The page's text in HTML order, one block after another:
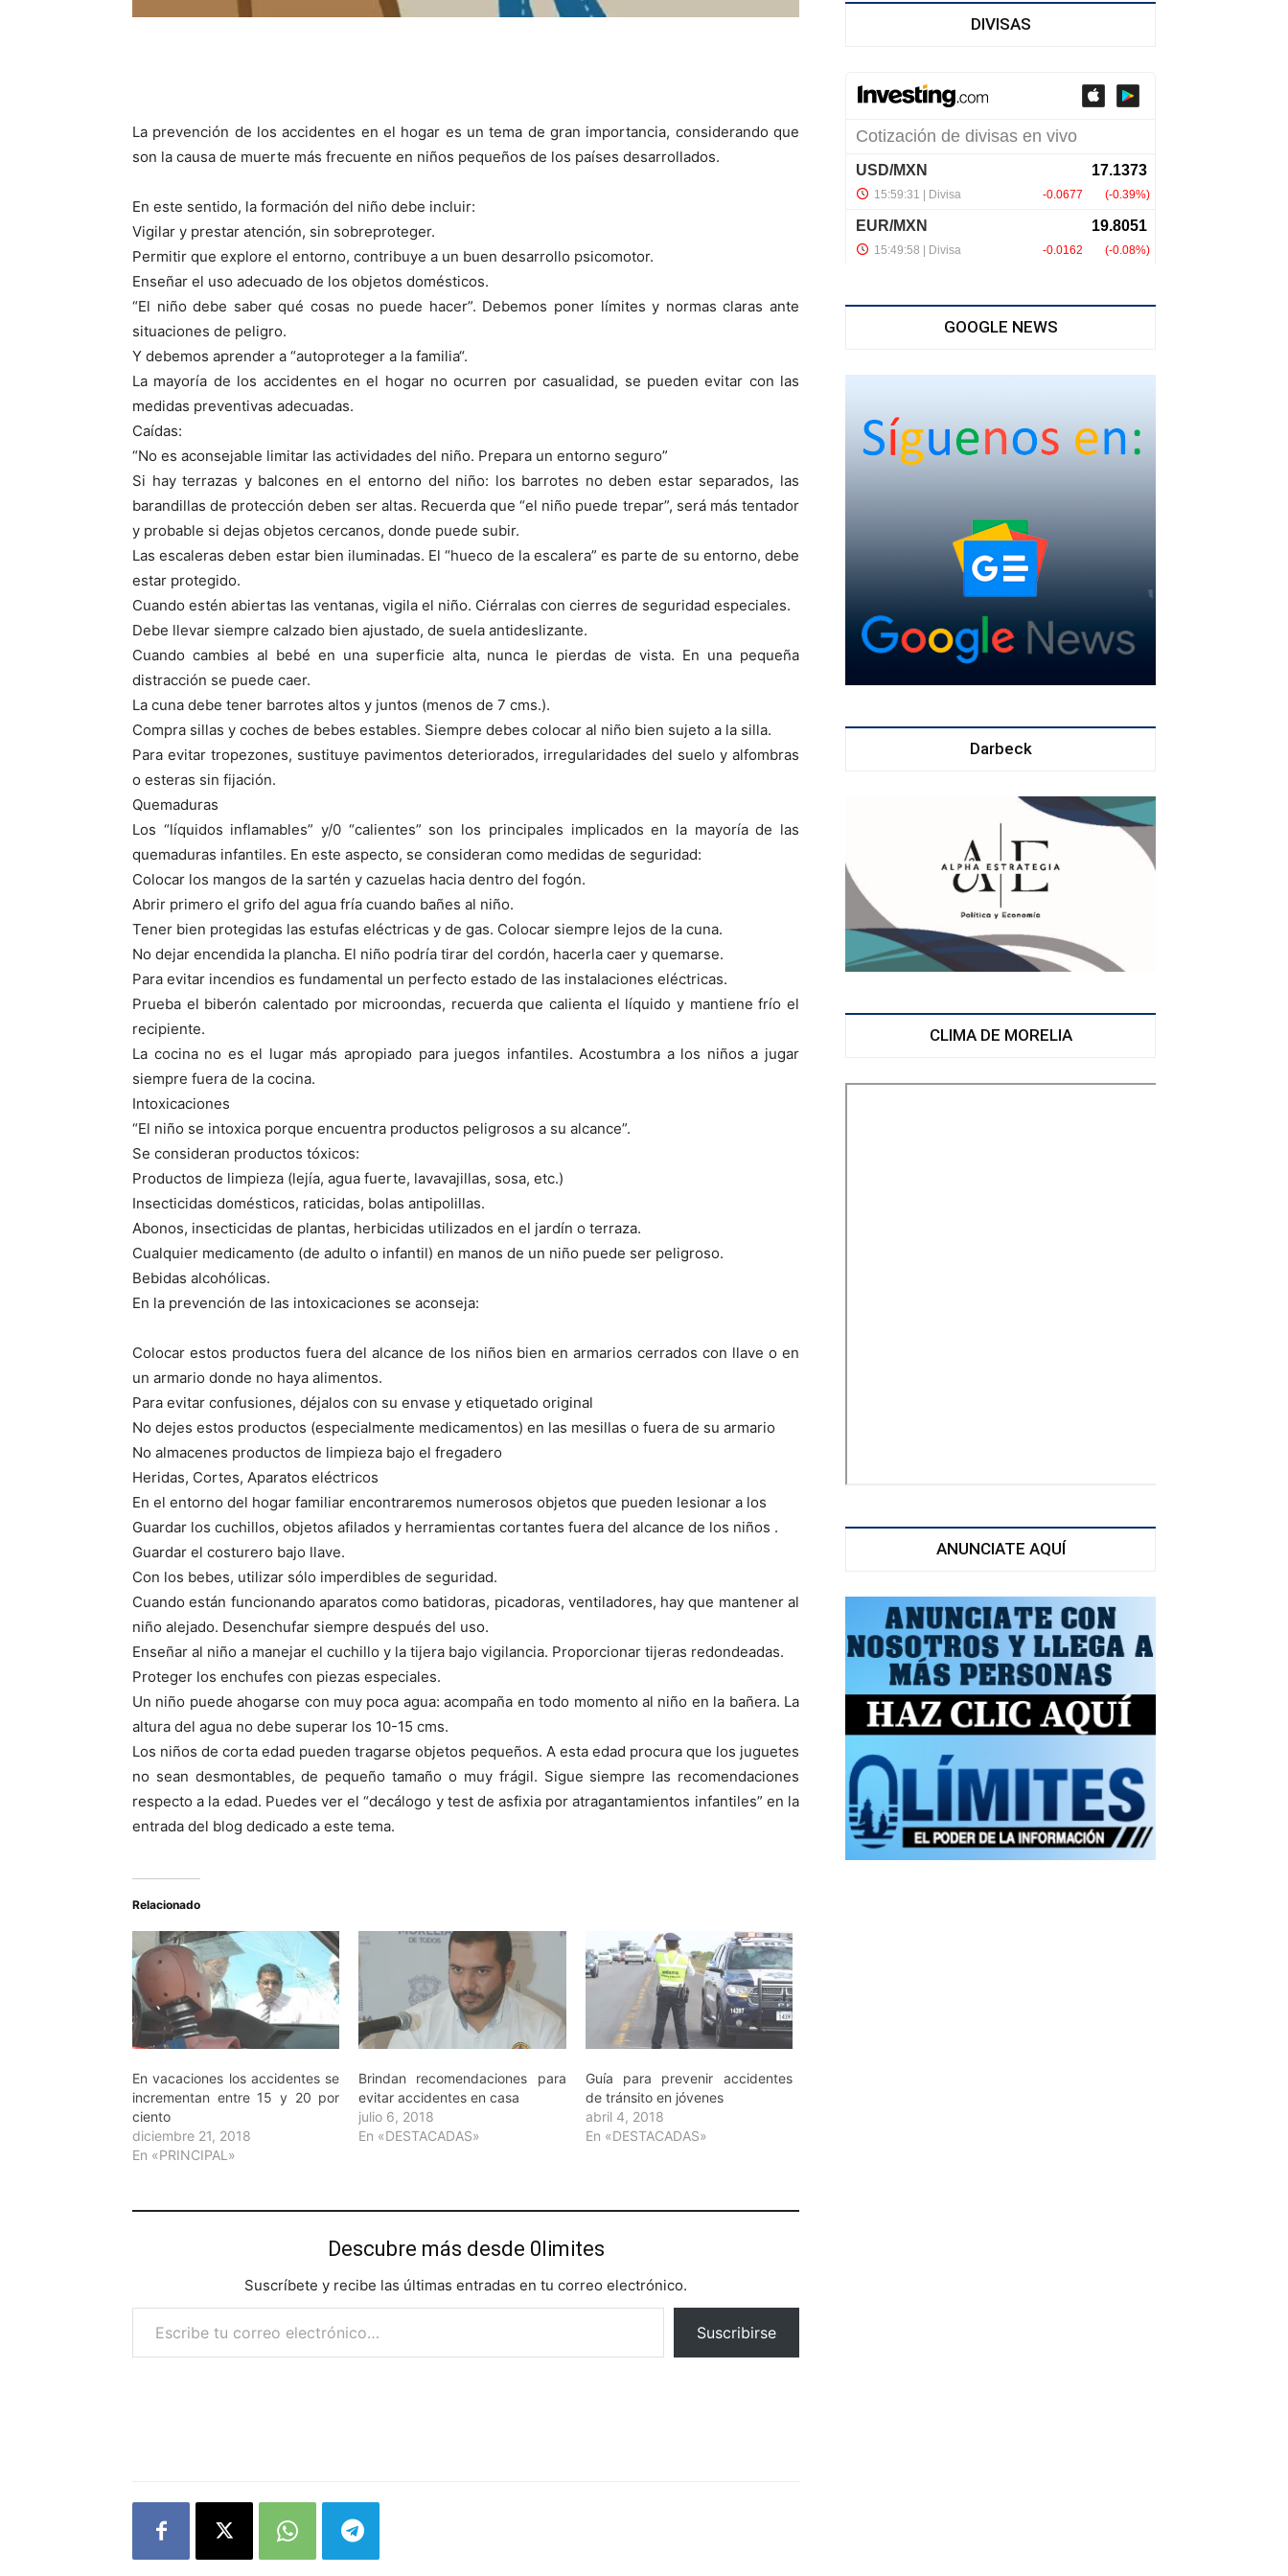
La prevención de los accidentes en el hogar es un tema de gran importancia, considerando que
son la causa de muerte más frecuente en niños pequeños de los países desarrollados.
En este sentido, la formación del niño debe incluir:
Vigilar y prestar atención, sin sobreproteger.
Permitir que explore el entorno, contribuye a un buen desarrollo psicomotor.
Enseñar el uso adecuado de los objetos domésticos.
“El niño debe saber qué cosas no puede hacer”. Debemos poner límites y normas claras ante
situaciones de peligro.
Y debemos aprender a “autoproteger a la familia“.
La mayoría de los accidentes en el hogar no ocurren por casualidad, se pueden evitar con las
medidas preventivas adecuadas.
Caídas:
“No es aconsejable limitar las actividades del niño. Prepara un entorno seguro”
Si hay terrazas y balcones en el entorno del niño: los barrotes no deben estar separados, las
barandillas de protección deben ser altas. Recuerda que “el niño puede trepar”, será más tentador
y probable si dejas objetos cercanos, donde puede subir.
Las escaleras deben estar bien iluminadas. El “hueco de la escalera” es parte de su entorno, debe
estar protegido.
Cuando estén abiertas las ventanas, vigila el niño. Ciérralas con cierres de seguridad especiales.
Debe llevar siempre calzado bien ajustado, de suela antideslizante.
Cuando cambies al bebé en una superficie alta, nunca le pierdas de vista. En una pequeña
distracción se puede caer.
La cuna debe tener barrotes altos y juntos (menos de 7 cms.).
Compra sillas y coches de bebes estables. Siempre debes colocar al niño bien sujeto a la silla.
Para evitar tropezones, sustituye pavimentos deteriorados, irregularidades del suelo y alfombras
o esteras sin fijación.
Quemaduras
Los “líquidos inflamables” y/0 “calientes” son los principales implicados en la mayoría de las
quemaduras infantiles. En este aspecto, se consideran como medidas de seguridad:
Colocar los mangos de la sartén y cazuelas hacia dentro del fogón.
Abrir primero el grifo del agua fría cuando bañes al niño.
Tener bien protegidas las estufas eléctricas y de gas. Colocar siempre lejos de la cuna.
No dejar encendida la plancha. El niño podría tirar del cordón, hacerla caer y quemarse.
Para evitar incendios es fundamental un perfecto estado de las instalaciones eléctricas.
Prueba el biberón calentado por microondas, recuerda que calienta el líquido y mantiene frío el
recipiente.
La cocina no es el lugar más apropiado para juegos infantiles. Acostumbra a los niños a jugar
siempre fuera de la cocina.
Intoxicaciones
“El niño se intoxica porque encuentra productos peligrosos a su alcance”.
Se consideran productos tóxicos:
Productos de limpieza (lejía, agua fuerte, lavavajillas, sosa, etc.)
Insecticidas domésticos, raticidas, bolas antipolillas.
Abonos, insecticidas de plantas, herbicidas utilizados en el jardín o terraza.
Cualquier medicamento (de adulto o infantil) en manos de un niño puede ser peligroso.
Bebidas alcohólicas.
En la prevención de las intoxicaciones se aconseja:
Colocar estos productos fuera del alcance de los niños bien en armarios cerrados con llave o en
un armario donde no haya alimentos.
Para evitar confusiones, déjalos con su envase y etiquetado original
No dejes estos productos (especialmente medicamentos) en las mesillas o fuera de su armario
No almacenes productos de limpieza bajo el fregadero
Heridas, Cortes, Aparatos eléctricos
En el entorno del hogar familiar encontraremos numerosos objetos que pueden lesionar a los
Guardar los cuchillos, objetos afilados y herramientas cortantes fuera del alcance de los niños .
Guardar el costurero bajo llave.
Con los bebes, utilizar sólo imperdibles de seguridad.
Cuando están funcionando aparatos como batidoras, picadoras, ventiladores, hay que mantener al
niño alejado. Desenchufar siempre después del uso.
Enseñar al niño a manejar el cuchillo y la tijera bajo vigilancia. Proporcionar tijeras redondeadas.
Proteger los enchufes con piezas especiales.
Un niño puede ahogarse con muy poca agua: acompaña en todo momento al niño en la bañera. La
altura del agua no debe superar los 10-15 cms.
Los niños de corta edad pueden tragarse objetos pequeños. A esta edad procura que los juguetes
no sean desmontables, de pequeño tamaño o muy frágil. Sigue siempre las recomendaciones
respecto a la edad. Puedes ver el “decálogo y test de asfixia por atragantamientos infantiles” en la
entrada del blog dedicado a este tema.
Relacionado
En vacaciones los accidentes se
incrementan entre 15 y 20 por
ciento
diciembre 21, 2018
En «PRINCIPAL»
Brindan recomendaciones para
evitar accidentes en casa
julio 6, 2018
En «DESTACADAS»
Guía para prevenir accidentes
de tránsito en jóvenes
abril 4, 2018
En «DESTACADAS»
Descubre más desde 0limites
Suscríbete y recibe las últimas entradas en tu correo electrónico.
Escribe tu correo electrónico…
Suscribirse
DIVISAS
GOOGLE NEWS
Darbeck
CLIMA DE MORELIA
ANUNCIATE AQUÍ